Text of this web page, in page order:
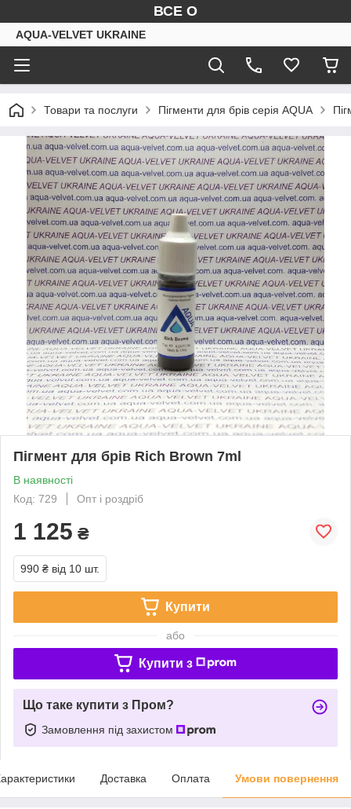
ВСЕ О
AQUA-VELVET UKRAINE
Товари та послуги Пігменти для брів серія AQUA
Пігмент для брів Rich Brown 7ml
В наявності
Код: 729
Опт і роздріб
1 125 ₴
990 ₴ від 10 шт.
Купити
або
Купити з
Що таке купити з Пром?
Замовлення під захистом
Доставка Оплата Умови повернення